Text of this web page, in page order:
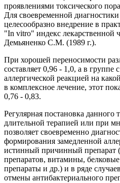
проявлениями токсического
Для своевременной
целесообразно внедрение в
"In vitro" индекс лекарственной
Демьяненко С.М. (1989 г.).
При хорошей переносимости
составляет 0,96 - 1,0, а в группе
аллергической реакцией на
в комплексное лечение, этот
0,76 - 0,83.
Регулярная постановка данного
длительной терапией или при
позволяет своевременно
формирования замедленной
истинный причинный препарат
препаратов, витамины,
препараты и др.) и в ряде
отмены антибактериального